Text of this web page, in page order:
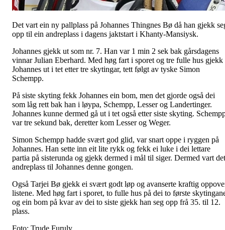
Det vart ein ny pallplass på Johannes Thingnes Bø då han gjekk
opp til ein andreplass i dagens jaktstart i Khanty-Mansiysk.
Johannes gjekk ut som nr. 7. Han var 1 min 2 sek bak gårsdagens
vinnar Julian Eberhard. Med høg fart i sporet og tre fulle hus gjekk
Johannes ut i tet etter tre skytingar, tett følgt av tyske Simon
Schempp.
På siste skyting fekk Johannes ein bom, men det gjorde også dei
som låg rett bak han i løypa, Schempp, Lesser og Landertinger.
Johannes kunne dermed gå ut i tet også etter siste skyting.
var tre sekund bak, deretter kom Lesser og Weger.
Simon Schempp hadde svært god glid, var snart oppe i ryggen på
Johannes. Han sette inn eit lite rykk og fekk ei luke i dei lettare
partia på sisterunda og gjekk dermed i mål til siger. Dermed vart det
andreplass til Johannes denne gongen.
Også Tarjei Bø gjekk ei svært godt løp og avanserte kraftig
listene. Med høg fart i sporet, to fulle hus på dei to første
og ein bom på kvar av dei to siste gjekk han seg opp frå 35. til 12.
plass.